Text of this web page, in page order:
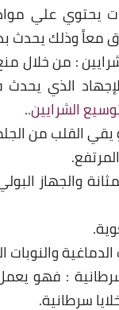
يحتوي علي
معاً وذلك يحدث
: من خلال
الذي
الشرايين..
والجهاز
: فهو
سرطانية.